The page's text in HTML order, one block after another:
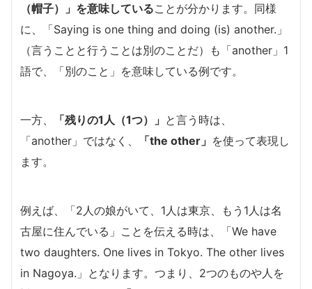
（帽子）」を意味していることが分かります。同様
に、「Saying is one thing and doing (is) another.」
（言うことと行うことは別のことだ）も「another」1
語で、「別のこと」を意味している例です。
一方、 「残りの1人（1つ）」 と言う時は、
「another」ではなく、
「the other」 を使って表現し
ます。
例えば、「2人の娘がいて、1人は東京、もう1人は名
古屋に住んでいる」ことを伝える時は、「We have
two daughters. One lives in Tokyo. The other lives
in Nagoya.」となります。つまり、2つのものや人を